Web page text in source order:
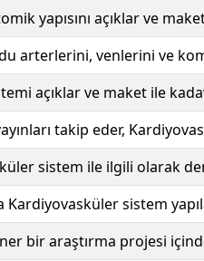
yapısını açıklar ve
arterlerini, venlerini ve
açıklar ve maket ile
takip eder,
sistem ile ilgili olarak
Kardiyovasküler sistem
bir araştırma projesi